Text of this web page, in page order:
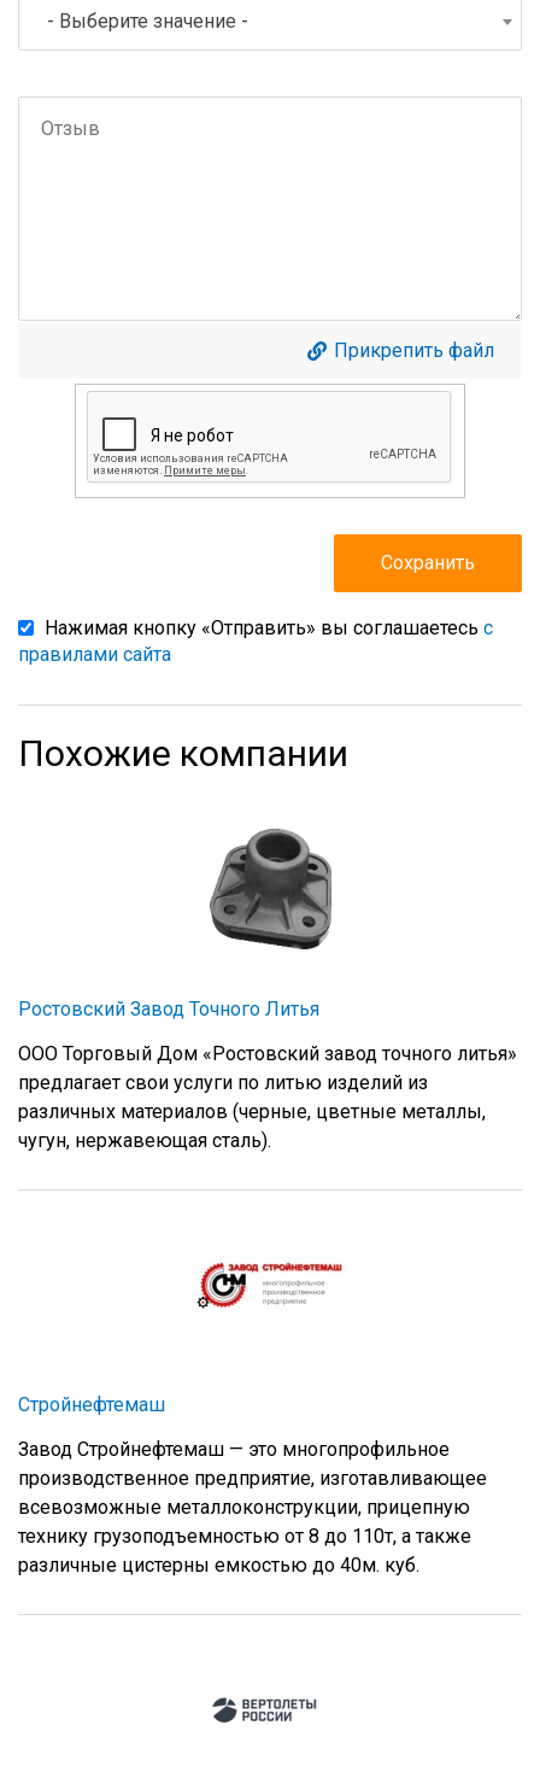
- Выберите значение -
Прикрепить файл
Нажимая кнопку «Отправить» вы соглашаетесь с
правилами сайта
Похожие компании
Ростовский Завод Точного Литья
ООО Торговый Дом «Ростовский завод точного литья»
предлагает свои услуги по литью изделий из
различных материалов (черные, цветные металлы,
чугун, нержавеющая сталь).
Стройнефтемаш
Завод Стройнефтемаш — это многопрофильное
производственное предприятие, изготавливающее
всевозможные металлоконструкции, прицепную
технику грузоподъемностью от 8 до 110т, а также
различные цистерны емкостью до 40м. куб.